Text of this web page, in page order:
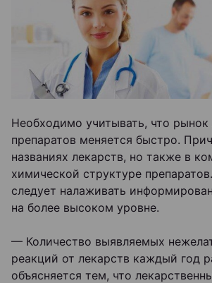
Необходимо учитывать, что рынок
препаратов меняется быстро.
названиях лекарств, но также в
химической структуре
следует налаживать
на более высоком уровне.
— Количество выявляемых
реакций от лекарств каждый год
объясняется тем, что